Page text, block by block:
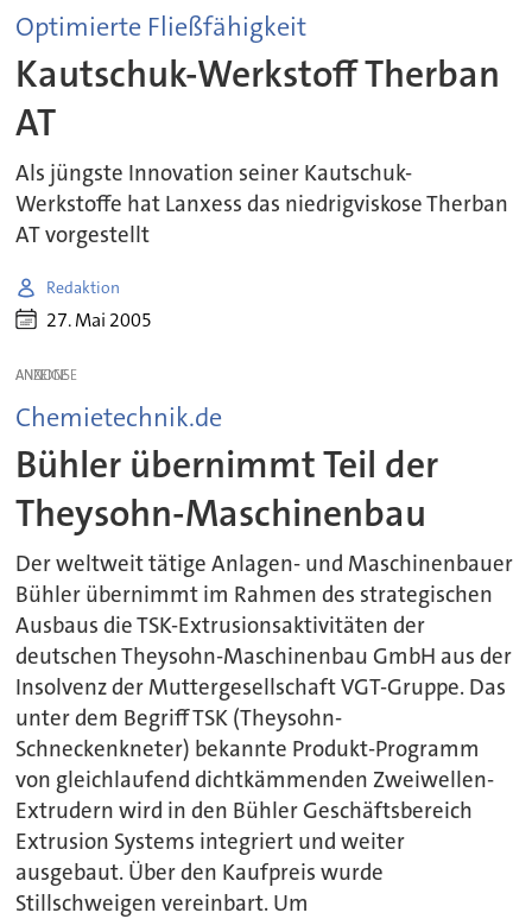
Optimierte Fließfähigkeit
Kautschuk-Werkstoff Therban
AT
Als jüngste Innovation seiner Kautschuk-
Werkstoffe hat Lanxess das niedrigviskose Therban
AT vorgestellt
Redaktion
27. Mai 2005
ANZEIGE
Chemietechnik.de
Bühler übernimmt Teil der
Theysohn-Maschinenbau
Der weltweit tätige Anlagen- und Maschinenbauer
Bühler übernimmt im Rahmen des strategischen
Ausbaus die TSK-Extrusionsaktivitäten der
deutschen Theysohn-Maschinenbau GmbH aus der
Insolvenz der Muttergesellschaft VGT-Gruppe. Das
unter dem Begriff TSK (Theysohn-
Schneckenkneter) bekannte Produkt-Programm
von gleichlaufend dichtkämmenden Zweiwellen-
Extrudern wird in den Bühler Geschäftsbereich
Extrusion Systems integriert und weiter
ausgebaut. Über den Kaufpreis wurde
Stillschweigen vereinbart. Um